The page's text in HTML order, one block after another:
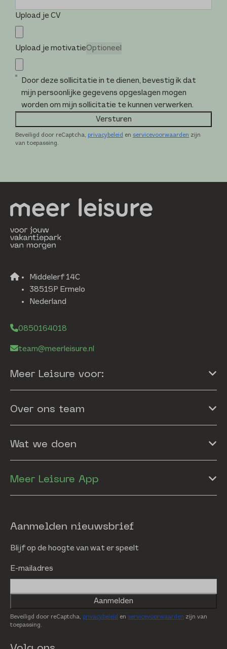
Upload je CV
Upload je motivatieOptioneel
Door deze sollicitatie in te dienen, bevestig ik dat
mijn persoonlijke gegevens opgeslagen mogen
worden om mijn sollicitatie te kunnen verwerken.
Versturen
Beveiligd door reCaptcha, privacybeleid en servicevoorwaarden zijn
van toepassing.
Middelerf 14C
3851SP Ermelo
Nederland
0850164018
team@meerleisure.nl
Meer Leisure voor:
Over ons team
Wat we doen
Meer Leisure App
Aanmelden nieuwsbrief
Blijf op de hoogte van wat er speelt
E-mailadres
Aanmelden
Beveiligd door reCaptcha, privacybeleid en servicevoorwaarden zijn van
toepassing.